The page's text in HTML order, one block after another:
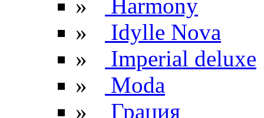
»
Harmony
»
Idylle Nova
»
Imperial deluxe
»
Moda
»
Грация